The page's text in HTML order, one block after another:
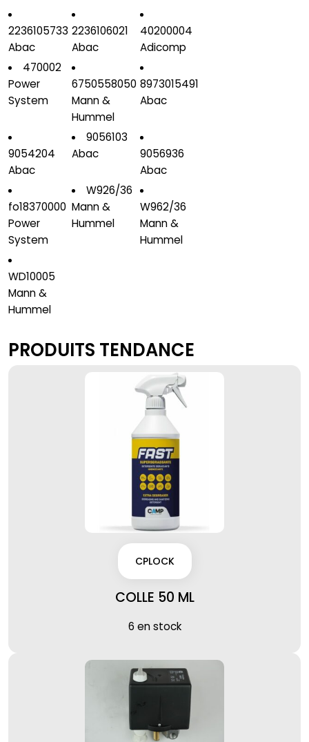
2236105733
Abac
2236106021
Abac
40200004
Adicomp
470002
Power
System
6750558050
Mann &
Hummel
8973015491
Abac
9054204
Abac
9056103
Abac
9056936
Abac
fo18370000
Power
System
W926/36
Mann &
Hummel
W962/36
Mann &
Hummel
WD10005
Mann &
Hummel
PRODUITS TENDANCE
CPLOCK
COLLE 50 ML
6 en stock